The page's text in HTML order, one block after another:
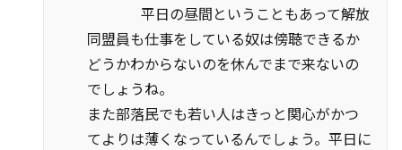
平日の昼間ということもあって解放
同盟員も仕事をしている奴は傍聴できるか
どうかわからないのを休んでまで来ないの
でしょうね。
また部落民でも若い人はきっと関心がかつ
てよりは薄くなっているんでしょう。平日に